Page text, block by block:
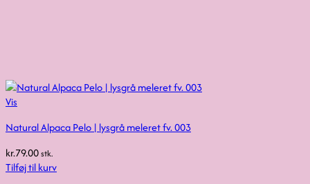
Vis
Natural Alpaca Pelo | lysgrå meleret fv. 003
kr.79.00stk.
Tilføj til kurv